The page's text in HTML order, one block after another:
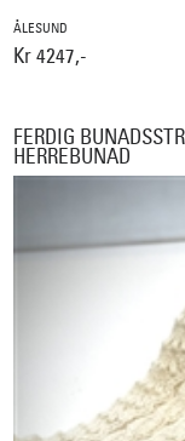
ÅLESUND
Kr 4247,-
FERDIG
HERREBUNAD